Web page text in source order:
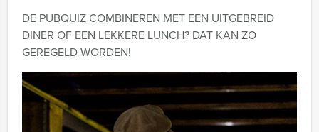
DE PUBQUIZ COMBINEREN MET EEN UITGEBREID
DINER OF EEN LEKKERE LUNCH? DAT KAN ZO
GEREGELD WORDEN!